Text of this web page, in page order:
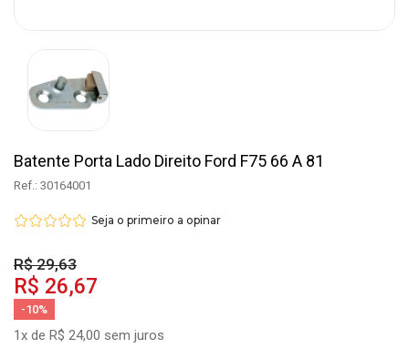
Batente Porta Lado Direito Ford F75 66 A 81
Ref.: 30164001
Seja o primeiro a opinar
R$ 29,63
R$ 26,67
-10%
1x de R$ 24,00 sem juros